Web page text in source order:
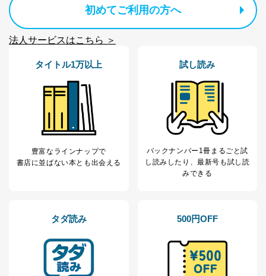
当社は、取得した個人情報を適切に管理し､あらかじめ
本人の同意を得ることなく第三者に提供することはあり
ません。ただし、次の場合は除きます。
法令に基づく場合
場合であって、本人の同意を得ることが困難であると
公衆衛生の向上または児童の健全な育成の推進のため
に特に必要がある場合であって、本人の同意を得るこ
とが困難である場合。
国の機関もしくは地方公共団体またはその委託を受け
た者が法令の定める事務を遂行することに対して協力
する必要がある場合であって、本人の同意を得ること
により当該事務の遂行に支障を及ぼすおそれがあると
き。
供先企業に個人情報を開示することがあります。
委託・提供先企業は具体的には以下のような企業です
が、これらに限りません。
委託先：カスタマーサポート支援会社 、クレジッ
トカード決済などの決済代行・料金回収会社、広
告配信サービス会社
初めてご利用の方へ
法人サービスはこちら ＞
タイトル1万以上
豊富なラインナップで
書店に並ばない本とも出会える
試し読み
バックナンバー1冊まるごと試
し読み したり、最新号も試し読
みできる
タダ読み 500円OFF